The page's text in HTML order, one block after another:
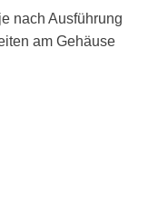
nach Ausführung
am Gehäuse